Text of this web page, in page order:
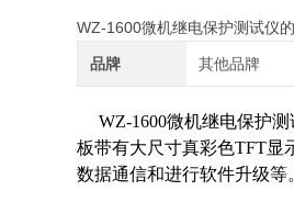
WZ-1600微机继电保护测试仪
品牌 其他品牌
WZ-1600微机继电保护测
板带有大尺寸真彩色TFT显
数据通信和进行软件升级等